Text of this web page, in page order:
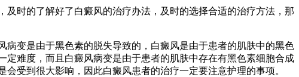
时的了解好了白癜风的治疗办法，及时的选择合适的治疗方法，那
变是由于黑色素的脱失导致的，白癜风是由于患者的肌肤中的黑色
难度，而且白癜风病变是由于患者的肌肤中存在有黑色素细胞合成
受到很大影响，因此白癜风患者的治疗一定要注意护理的事项。